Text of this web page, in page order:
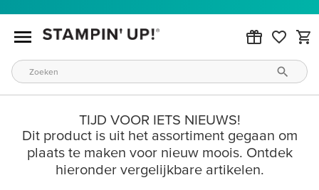
TIJD VOOR IETS NIEUWS!
Dit product is uit het assortiment gegaan om
plaats te maken voor nieuw moois. Ontdek
hieronder vergelijkbare artikelen.